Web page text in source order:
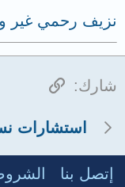
نزيف رحمي غير
شارك: الرابط
استشارات
إتصل بنا